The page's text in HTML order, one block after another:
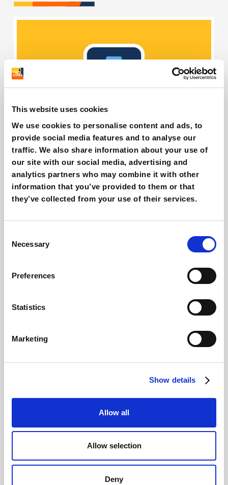
This website uses cookies
We use cookies to personalise content and ads, to
provide social media features and to analyse our
traffic. We also share information about your use of
our site with our social media, advertising and
analytics partners who may combine it with other
information that you’ve provided to them or that
they’ve collected from your use of their services.
Selection
Necessary
Preferences
Statistics
Marketing
Show details
Allow all
Allow selection
Deny
Enhanced Conversions di Google Ads: quali
novità?
Giovanni Coppola
Creatività AI per Google Ads: come usarla
nel 2026?
Search Console nell’era AI: cosa sta
cambiando?